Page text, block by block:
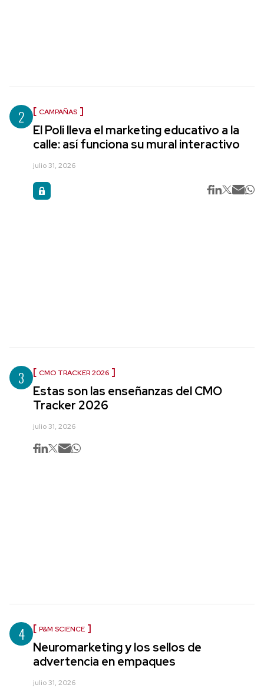
2 CAMPAÑAS
El Poli lleva el marketing educativo a la
calle: así funciona su mural interactivo
julio 31, 2026
3 CMO TRACKER 2026
Estas son las enseñanzas del CMO
Tracker 2026
julio 31, 2026
4 P&M SCIENCE
Neuromarketing y los sellos de
advertencia en empaques
julio 31, 2026